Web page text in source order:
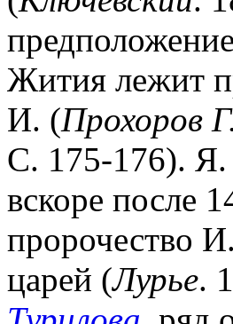
Жития лежит
И. (Прохоров
С. 175-176).
вскоре после
пророчество
царей (Лурье.